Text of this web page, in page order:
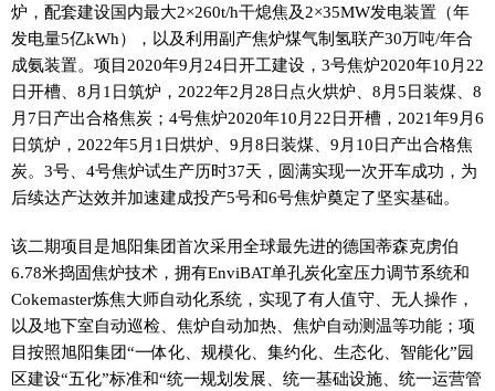
炉，配套建设国内最大2×260t/h干熄焦及2×35MW发电装置（年
发电量5亿kWh），以及利用副产焦炉煤气制氢联产30万吨/年合
成氨装置。项目2020年9月24日开工建设，3号焦炉2020年10月22
日开槽、8月1日筑炉，2022年2月28日点火烘炉、8月5日装煤、8
月7日产出合格焦炭；4号焦炉2020年10月22日开槽，2021年9月6
日筑炉，2022年5月1日烘炉、9月8日装煤、9月10日产出合格焦
炭。3号、4号焦炉试生产历时37天，圆满实现一次开车成功，为
后续达产达效并加速建成投产5号和6号焦炉奠定了坚实基础。
该二期项目是旭阳集团首次采用全球最先进的德国蒂森克虏伯
6.78米捣固焦炉技术，拥有EnviBAT单孔炭化室压力调节系统和
Cokemaster炼焦大师自动化系统，实现了有人值守、无人操作，
以及地下室自动巡检、焦炉自动加热、焦炉自动测温等功能；项
目按照旭阳集团“一体化、规模化、集约化、生态化、智能化”园
区建设“五化”标准和“统一规划发展、统一基础设施、统一运营管